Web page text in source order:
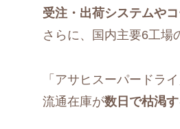
受注・出荷システムや
さらに、国内主要6工場
「アサヒスーパードラ
流通在庫が数日で枯渇